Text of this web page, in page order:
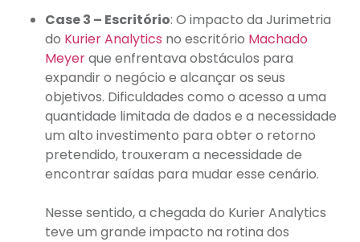
Case 3 – Escritório: O impacto da Jurimetria
do Kurier Analytics no escritório Machado
Meyerque enfrentava obstáculos para
expandir o negócio e alcançar os seus
objetivos. Dificuldades como o acesso a uma
quantidade limitada de dados e a necessidade
um alto investimento para obter o retorno
pretendido, trouxeram a necessidade de
encontrar saídas para mudar esse cenário.
Nesse sentido, a chegada do Kurier Analytics
teve um grande impacto na rotina dos